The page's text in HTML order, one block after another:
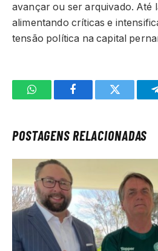
avançar ou ser arquivado. Até
alimentando críticas e
tensão política na capital
WhatsAppFacebookTwitter
POSTAGENS RELACIONADAS